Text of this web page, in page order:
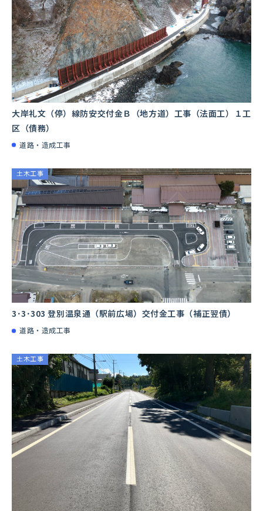
⼤岸礼⽂（停）線防安交付⾦Ｂ（地⽅道）⼯事（法⾯⼯）１⼯
区（債務）
道路・造成工事
土木工事
3･3･303 登別温泉通（駅前広場）交付金工事（補正翌債）
道路・造成工事
土木工事